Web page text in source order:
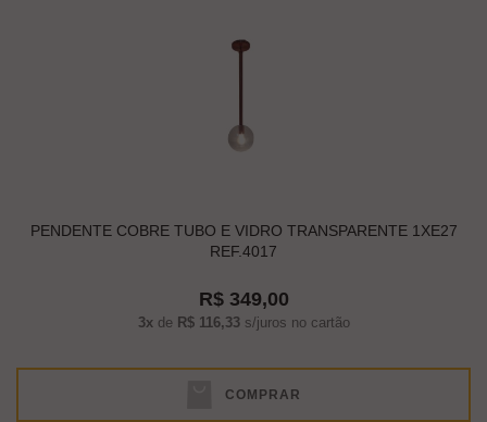
PENDENTE COBRE TUBO E VIDRO TRANSPARENTE 1XE27
REF.4017
R$ 349,00
3xde R$ 116,33s/juros no cartão
COMPRAR